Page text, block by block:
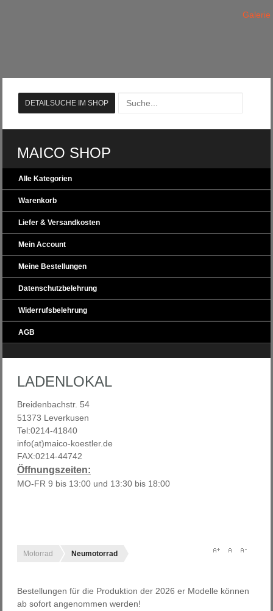
Galerie
MAICO SHOP
Alle Kategorien
Warenkorb
Liefer & Versandkosten
Mein Account
Meine Bestellungen
Datenschutzbelehrung
Widerrufsbelehrung
AGB
LADENLOKAL
Breidenbachstr. 54
51373 Leverkusen
Tel:0214-41840
info(at)maico-koestler.de
FAX:0214-44742
Öffnungszeiten:
MO-FR 9 bis 13:00 und 13:30 bis 18:00
Motorrad Neumotorrad
Bestellungen für die Produktion der 2026 er Modelle können
ab sofort angenommen werden!